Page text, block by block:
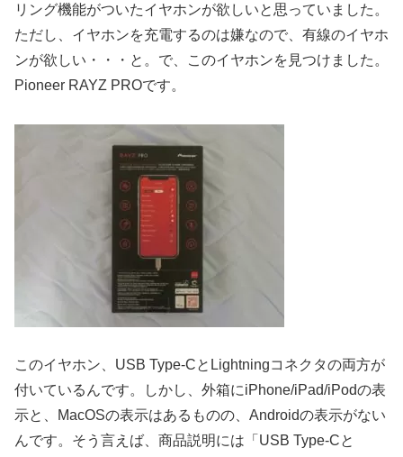
リング機能がついたイヤホンが欲しいと思っていました。
ただし、イヤホンを充電するのは嫌なので、有線のイヤホ
ンが欲しい・・・と。で、このイヤホンを見つけました。
Pioneer RAYZ PROです。
このイヤホン、USB Type-CとLightningコネクタの両方が
付いているんです。しかし、外箱にiPhone/iPad/iPodの表
示と、MacOSの表示はあるものの、Androidの表示がない
んです。そう言えば、商品説明には「USB Type-Cと